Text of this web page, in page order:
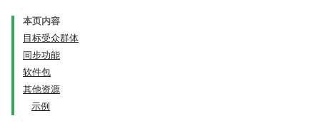
本页内容
目标受众群体
同步功能
软件包
其他资源
示例